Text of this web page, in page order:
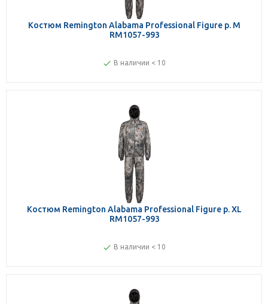
Костюм Remington Alabama Professional Figure р. M
RM1057-993
В наличии < 10
Костюм Remington Alabama Professional Figure р. XL
RM1057-993
В наличии < 10